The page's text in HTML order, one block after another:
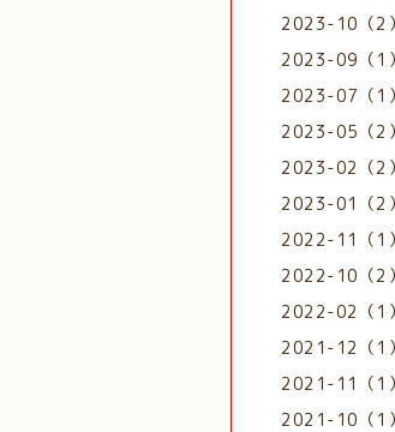
2023-10（2）
2023-09（1）
2023-07（1）
2023-05（2）
2023-02（2）
2023-01（2）
2022-11（1）
2022-10（2）
2022-02（1）
2021-12（1）
2021-11（1）
2021-10（1）